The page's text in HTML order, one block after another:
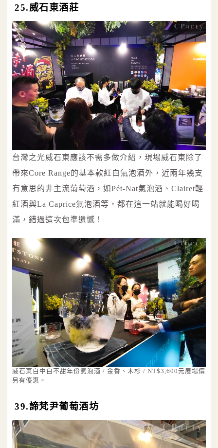
25.威石東酒莊
台灣之光威石東應該不需多做介紹，現場威石東除了
帶來Core Range的基本款紅白氣泡酒外，近兩年幾支
有意思的非主流葡萄酒，如Pét-Nat氣泡酒、Clairet輕
紅酒與La Caprice氣泡酒等，都在這一站就能喝好喝
滿，錯過這次包準遺憾！
威石東白中白不甜年份氣泡酒 / 金香、木杉 / NT$3,600元展場價
另有優惠。
39.諦梵尹葡萄酒坊